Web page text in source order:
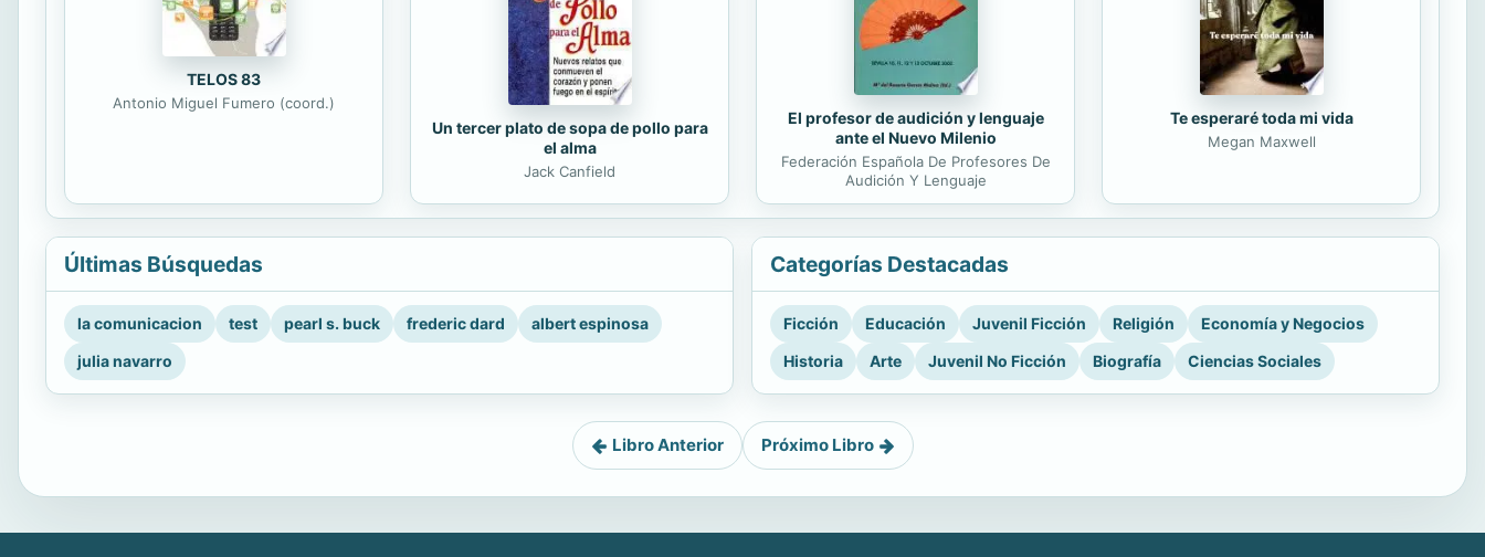
TELOS 83
Antonio Miguel Fumero (coord.)
Un tercer plato de sopa de pollo para
el alma
Jack Canfield
El profesor de audición y lenguaje
ante el Nuevo Milenio
Federación Española De Profesores De
Audición Y Lenguaje
Te esperaré toda mi vida
Megan Maxwell
Últimas Búsquedas
la comunicacion test pearl s. buck frederic dard
albert espinosa
julia navarro
Categorías Destacadas
Ficción Educación Juvenil Ficción Religión
Economía y Negocios
Historia
Arte Juvenil No Ficción Biografía Ciencias Sociales
Libro Anterior Próximo Libro